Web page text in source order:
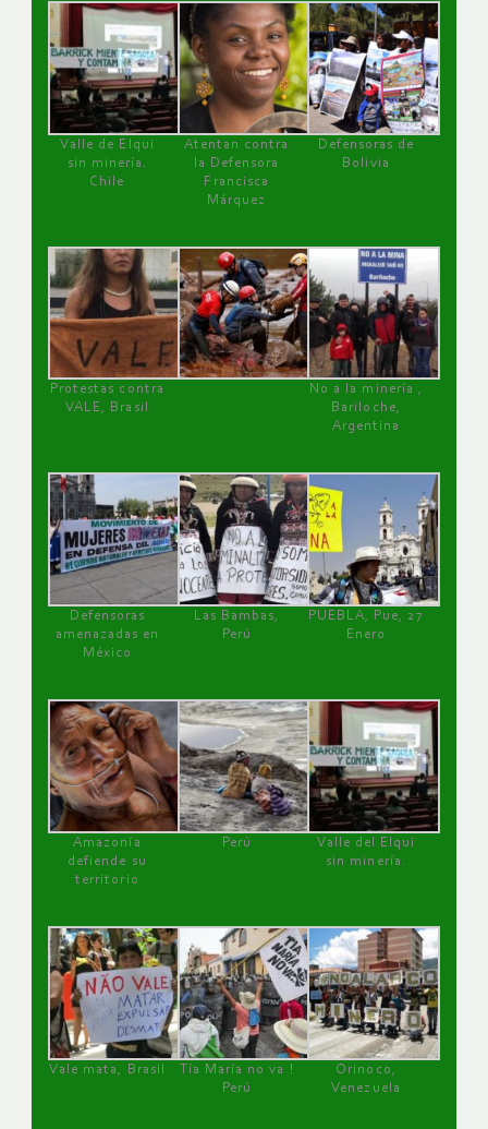
Valle de Elqui
sin minería.
Chile
Atentan contra
la Defensora
Francisca
Márquez
Defensoras de
Bolivia
Protestas contra
VALE, Brasil
No a la minería ,
Bariloche,
Argentina
Defensoras
amenazadas en
México
Las Bambas,
Perú
PUEBLA, Pue, 27
Enero
Amazonía
defiende su
territorio
Perú
Valle del Elqui
sin minería.
Vale mata, Brasil
Tía María no va !
Perú
Orinoco,
Venezuela